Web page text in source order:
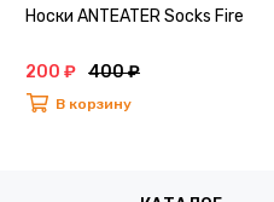
Носки ANTEATER Socks Fire
200 ₽ 400 ₽
В корзину